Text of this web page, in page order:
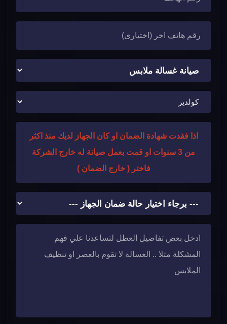
اذا فقدت شهادة الضمان او كان الجهاز لديك منذ اكثر
من 3 سنوات او قمت بعمل صيانة له خارج الشركة
فاختر ( خارج الضمان )